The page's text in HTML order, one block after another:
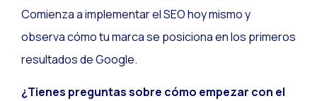
Comienza a implementar el SEO hoy mismo y
observa cómo tu marca se posiciona en los primeros
resultados de Google.
¿Tienes preguntas sobre cómo empezar con el